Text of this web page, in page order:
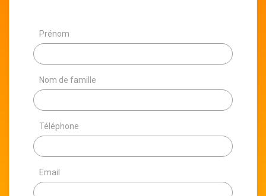
Prénom
Nom de famille
Téléphone
Email